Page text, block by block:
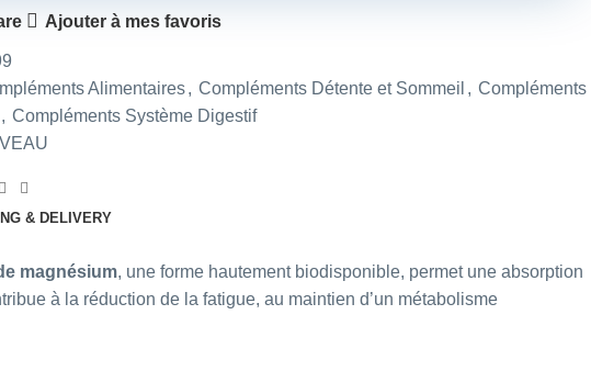
Ajouter à mes favoris
Alimentaires, Compléments Détente et Sommeil , Compléments
, Compléments Système Digestif
& DELIVERY
magnésium, une forme hautement biodisponible, permet une absorption
à la réduction de la fatigue, au maintien d’un métabolisme